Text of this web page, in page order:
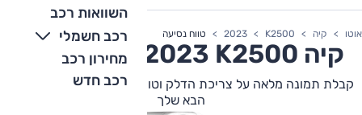
השוואות רכב
רכב חשמלי
מחירון רכב
רכב חדש
אוטו קיה K2500
2023 טווח נסיעה
קיה K2500
הבא שלך